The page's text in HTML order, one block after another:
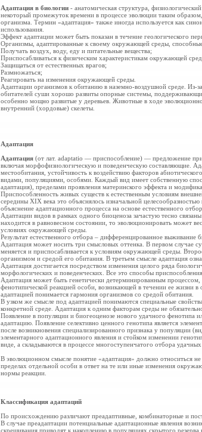
Адаптация в биологии - анатомическая структура,
некоторый промежуток времени в процессе эволюции таким
организма. Термин «адаптация» также иногда используется как
использования.
Эффект адаптации может быть показан в течение геологического
Организмы, адаптированные к своему окружающей среды,
Получать воздух, воду, еду и питательные вещества;
Приспосабливаться к физическим характеристикам окружающей
Защищаться от естественных врагов;
Размножаться;
Реагировать на изменения окружающей среды.
Адаптации организмов к обитанию в наземно-воздушной среде. Из-
обитателей суши хорошо развиты опорные системы,
особенно мощно развитые у деревьев. Животные в ходе
внутренний (хордовые) скелеты.
Адаптация
Адаптация (от лат. adaptatio — приспособление) — предложение
включая морфофизиологическую и поведенческую составляющие.
местообитания, устойчивость к воздействию факторов
видами, популяциями, особями. Каждый вид имеет собственную
адаптация), пределами проявления материнского эффекта и
Приспособленность живых существ к естественным условиям
середины XIX века это объяснялось изначальной
объяснение адаптационного процесса на основе естественного
Адаптации видов в рамках одного биоценоза зачастую тесно
находится в равновесном состоянии, то эволюционировать может
условиях окружающей среды.
Результат естественного отбора – дифференцированное
Адаптация может носить три смысловых оттенка. В первом случае
меняется и приспосабливается к условиям окружающей среды.
организмом и средой его обитания. В третьем смысле адаптация
Адаптация достигается посредством изменения целого ряда
морфологических и поведенческих. Все это способы
Адаптация может быть генетически детерминированным
фенотипической реакцией особи, возникающей в течении ее жизни
адаптацией понимается гармония организмов со средой обитания.
В узком же смысле под адаптацией понимаются специальные
конкретной среде. Адаптация к одним факторам среды не
Появление в популяции и биогеоценозе нового удачного фенотипа
адаптацию. Появление селективно ценного генотипа является
после возникновения специализированного признака у популяции
элементарного адаптационного явления и стойком изменении
виде, а складываются в процессе многоступенчатого отбора
В эволюционном смысле понятие «адаптация» должно относиться
пределах отдельной особи в ответ на те или иные изменения
нормы реакции.
Классификация адаптаций
По происхождению различают преадаптивные, комбинаторные и
В случае преадаптации потенциальные адаптационные явления
скрещивания приводят к накоплению в популяциях скрытого